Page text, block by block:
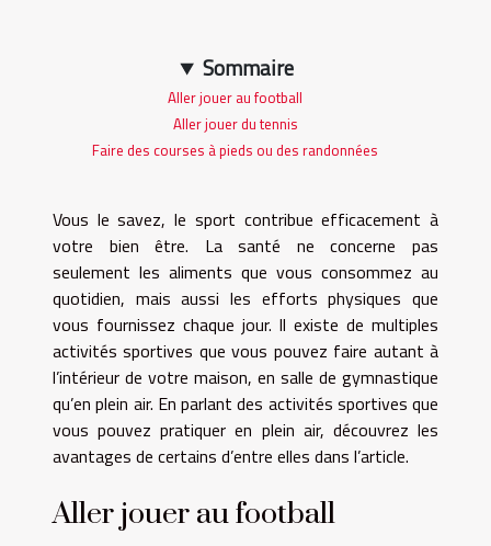
Sommaire
Aller jouer au football
Aller jouer du tennis
Faire des courses à pieds ou des randonnées
Vous le savez, le sport contribue efficacement à
votre bien être. La santé ne concerne pas
seulement les aliments que vous consommez au
quotidien, mais aussi les efforts physiques que
vous fournissez chaque jour. Il existe de multiples
activités sportives que vous pouvez faire autant à
l’intérieur de votre maison, en salle de gymnastique
qu’en plein air. En parlant des activités sportives que
vous pouvez pratiquer en plein air, découvrez les
avantages de certains d’entre elles dans l’article.
Aller jouer au football